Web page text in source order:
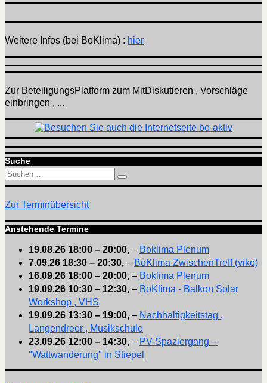
Weitere Infos (bei BoKlima) : hier
Zur BeteiligungsPlatform zum MitDiskutieren , Vorschläge
einbringen , ...
Suche
Suchen
nach:
Suchen
Zur Terminübersicht
Anstehende Termine
19.08.26 18:00 – 20:00, – Boklima Plenum
7.09.26 18:30 – 20:30, – BoKlima ZwischenTreff (viko)
16.09.26 18:00 – 20:00, – Boklima Plenum
19.09.26 10:30 – 12:30, – BoKlima - Balkon Solar
Workshop , VHS
19.09.26 13:30 – 19:00, – Nachhaltigkeitstag ,
Langendreer , Musikschule
23.09.26 12:00 – 14:30, – PV-Spaziergang --
"Wattwanderung" in Stiepel